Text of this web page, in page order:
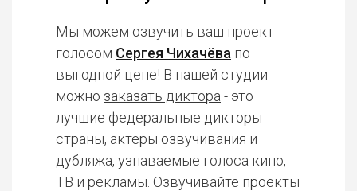
Мы можем озвучить ваш проект
голосом Сергея Чихачёва по
выгодной цене! В нашей студии
можно заказать диктора - это
лучшие федеральные дикторы
страны, актеры озвучивания и
дубляжа, узнаваемые голоса кино,
ТВ и рекламы. Озвучивайте проекты